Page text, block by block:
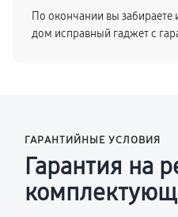
По окончании вы забираете
дом исправный гаджет с
ГАРАНТИЙНЫЕ УСЛОВИЯ
Гарантия на